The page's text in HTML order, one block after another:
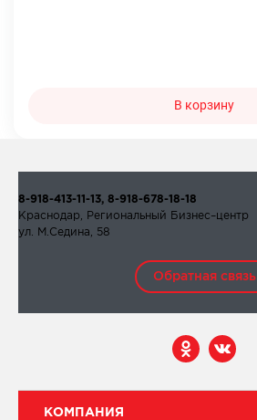
В корзину
КОМПАНИЯ
8-918-413-11-13, 8-918-678-18-18
Краснодар, Региональный Бизнес–центр
ул. М.Седина, 58
Обратная связь